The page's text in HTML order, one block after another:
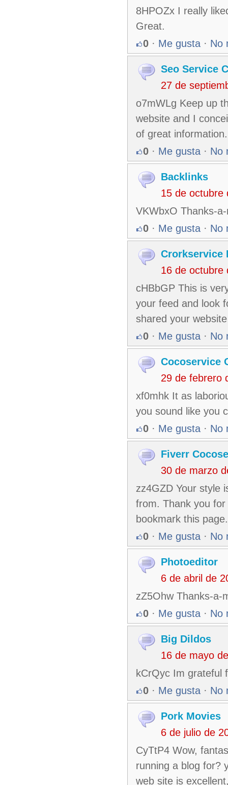
8HPOZx I really
Great.
0 · Me gusta · No
Seo Service
27 de
o7mWLg Keep up
website and I
of great information.
0 · Me gusta · No
Backlinks
15 de octubre
VKWbxO Thanks-
0 · Me gusta · No
Crorkservice
16 de octubre
cHBbGP This is
your feed and look
shared your
0 · Me gusta · No
Cocoservice
29 de febrero
xf0mhk It as
you sound like you
0 · Me gusta · No
Fiverr
30 de marzo
zz4GZD Your style
from. Thank you
bookmark this page.
0 · Me gusta · No
Photoeditor
6 de abril de
zZ5Ohw Thanks-a-
0 · Me gusta · No
Big Dildos
16 de mayo
kCrQyc Im grateful
0 · Me gusta · No
Pork Movies
6 de julio de
CyTtP4 Wow,
running a blog for?
web site is